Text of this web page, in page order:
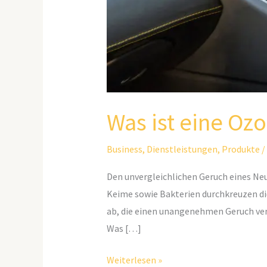
Was ist eine
Business, Dienstleistungen, Produkte /
Den unvergleichlichen Geruch eines
Keime sowie Bakterien durchkreuzen
ab, die einen unangenehmen Geruch
Was […]
Weiterlesen »